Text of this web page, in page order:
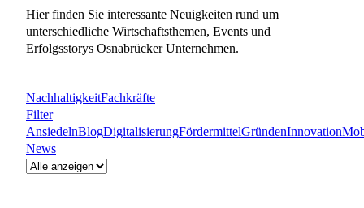
Hier finden Sie interessante Neuigkeiten rund um
unterschiedliche Wirtschaftsthemen, Events und
Erfolgsstorys Osnabrücker Unternehmen.
NachhaltigkeitFachkräfte
Filter
AnsiedelnBlogDigitalisierungFördermittelGründenInnovation
News